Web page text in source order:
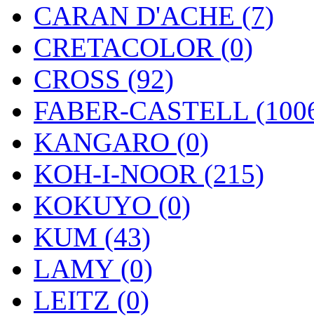
CARAN D'ACHE (7)
CRETACOLOR (0)
CROSS (92)
FABER-CASTELL
KANGARO (0)
KOH-I-NOOR (215)
KOKUYO (0)
KUM (43)
LAMY (0)
LEITZ (0)